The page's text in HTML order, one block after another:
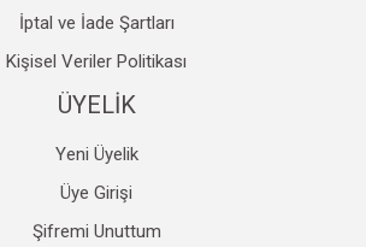
İptal ve İade Şartları
Kişisel Veriler Politikası
ÜYELİK
Yeni Üyelik
Üye Girişi
Şifremi Unuttum